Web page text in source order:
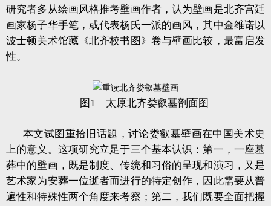
研究者多从绘画风格推考壁画作者，认为壁画是北齐宫廷
画家杨子华手笔，或代表杨氏一派的画风，其中金维诺以
波士顿美术馆藏《北齐校书图》卷与壁画比较，最富启发
性。
图1 太原北齐娄叡墓剖面图
本文试图重拾旧话题，讨论娄叡墓壁画在中国美术史
上的意义。这项研究立足于三个基本认识：第一，一座墓
葬中的壁画，既是制度、传统和习俗的呈现和演习，又是
艺术家为安葬一位逝者而进行的特定创作，因此需要从普
遍性和特殊性两个角度来考察；第二，我们既要全面把握